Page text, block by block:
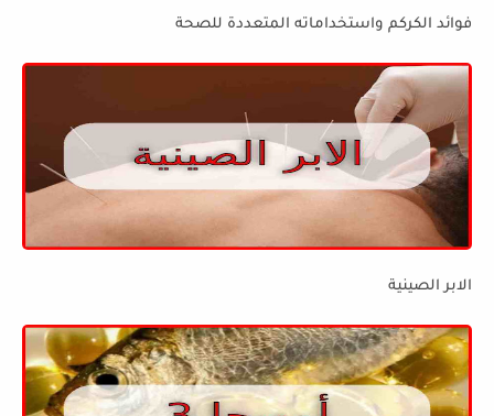
فوائد الكركم واستخداماته المتعددة للصحة
الابر الصينية